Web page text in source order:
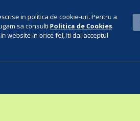
in politica de cookie-uri. Pentru a
sa consulti Politica de Cookies.
website in orice fel, iti dai acceptul